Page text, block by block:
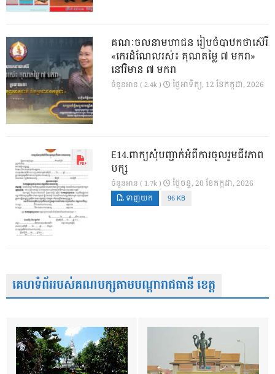
គណៈចលនាមហាជន រៀបចំបាឋកថាស៊េរី
«កេរដំណែលរស់៖ គុណតម្លៃ ៧ មករា»
នៅវិមាន ៧ មករា
ចំនួនអាន ( 2.4k ) ថ្ងៃ​អាទិត្យ, 12 ខែ​កក្កដា, 2026
E14.ពាក្យសុំបញ្ជាក់អំពីការចូលរួមជីវភាព
បក្ស
ចំនួនអាន ( 1.7k ) ថ្ងៃ​ចន្ទ, 20 ខែ​កក្កដា, 2026
ទាញយក 96 KB
គេហទំព័ររបស់គណបក្សតាមបណ្តារាជធានី ខេត្ត